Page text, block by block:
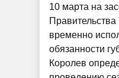
10 марта на
Правительства
временно
обязанности
Королев